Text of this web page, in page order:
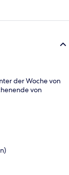
der Woche von
von